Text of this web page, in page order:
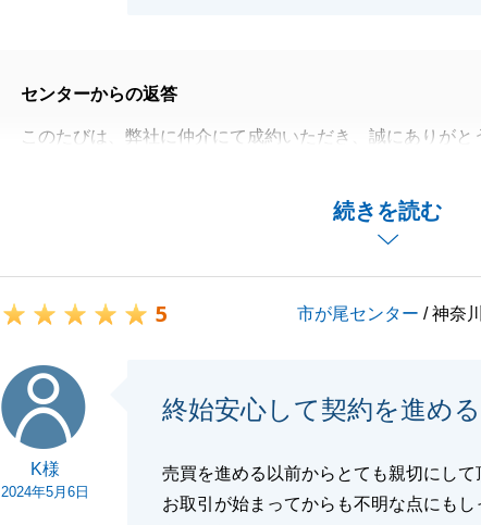
続きを読む
センターからの返答
このたびは、弊社に仲介にて成約いただき、誠にありがと
T様からのご指摘を真摯に受け止め、今後の営業活動に励
閉じる
5 市が尾センター / 神奈
K様
2024年5月6日
終始安心して契約を進め
売買を進める以前からとても親切にして
お取引が始まってからも不明な点にも